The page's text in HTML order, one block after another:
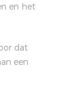
en het
dat
een